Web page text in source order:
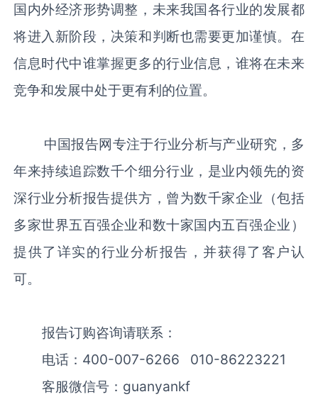
国内外经济形势调整，未来我国各行业的发展都
将进入新阶段，决策和判断也需要更加谨慎。在
信息时代中谁掌握更多的行业信息，谁将在未来
竞争和发展中处于更有利的位置。
中国报告网专注于行业分析与产业研究，多
年来持续追踪数千个细分行业，是业内领先的资
深行业分析报告提供方，曾为数千家企业（包括
多家世界五百强企业和数十家国内五百强企业）
提供了详实的行业分析报告，并获得了客户认
可。
报告订购咨询请联系：
电话：400-007-6266 010-86223221
客服微信号：guanyankf